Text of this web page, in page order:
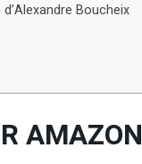
Boucheix
AMAZON